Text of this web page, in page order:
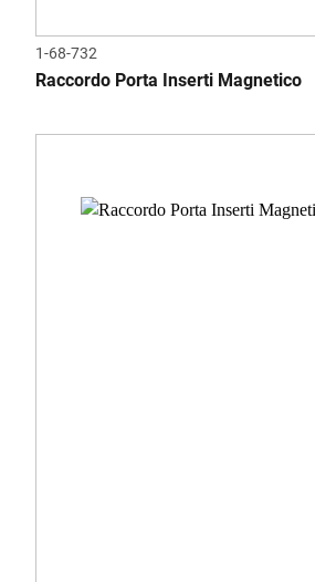
1-68-732
Raccordo Porta Inserti Magnetico